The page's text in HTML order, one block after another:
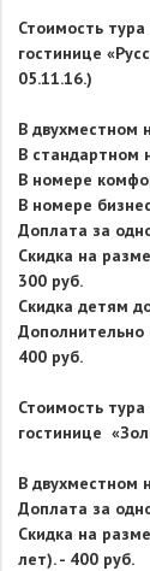
Стоимость
гостинице
05.11.16.)
В двухместном
В стандартном
В номере
В номере
Доплата за
Скидка на
300 руб.
Скидка детям
400 руб.
Стоимость
гостинице
В двухместном
Доплата за
Скидка на
лет). - 400 руб.